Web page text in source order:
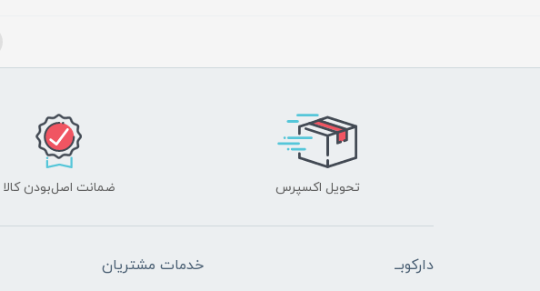
تحویل اکسپرس ضمانت اصل‌بودن کالا
دارکوبــ خدمات مشتریان